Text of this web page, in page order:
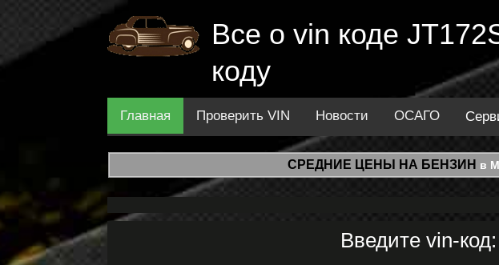
Все о vin коде
коду
Главная Проверить VIN Новости ОСАГО
СРЕДНИЕ ЦЕНЫ НА БЕНЗИН в
Введите vin-код: